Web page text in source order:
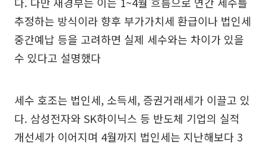
추정하는 방식이라 향후 부가가치세 환급이나 법인세
중간예납 등을 고려하면 실제 세수와는 차이가 있을
수 있다고 설명했다
세수 호조는 법인세, 소득세, 증권거래세가 이끌고 있
다. 삼성전자와 SK하이닉스 등 반도체 기업의 실적
개선세가 이어지며 4월까지 법인세는 지난해보다 3